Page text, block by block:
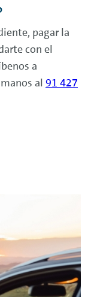
pagar la
con el
a
al 91 427